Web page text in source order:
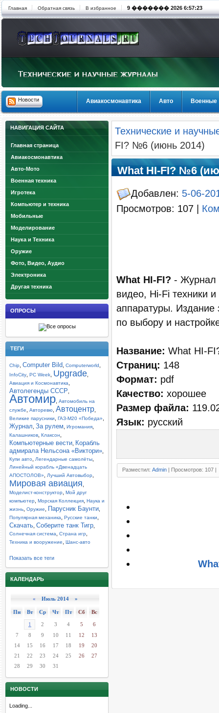
Главная Обратная связь В избранное 9 ������� 2026 6:57:23
Новости Авиакосмонавтика Авто Военные
НАВИГАЦИЯ САЙТА
Главная страница
Авиакосмонавтика
Авто-Мото
Военная техника
Игротека
Компьютер и техника
Мобильные
Моделирование
Наука и Техника
Оружие
Фото, Видео, Аудио
Электроника
Другая техника
ОПРОСЫ
ТЕГИ
Chip Computer Bild Computerworld
InfoCity PC Week Upgrade
Авиация и Космонавтика
Автолегенды СССР
Автомир Автомобиль на
службе
Авторевю Автоцентр
Великие парусники ГАЗ-М20 «Победа»
Журнал За рулем Игромания
Калашников Клаксон
Компьютерные вести Корабль
адмирала Нельсона «Виктори»
Купи авто Легендарные самолёты
Линейный корабль «Двенадцать
АПОСТОЛОВ»
Лучший Автовыбор
Мировая авиация
Моделист-конструктор Мой друг
компьютер Морская Коллекция Наука и
жизнь Оружие Парусник Баунти
Популярная механика Русские танки
Скачать Соберите танк Тигр
Солнечная система Страна игр
Техника и вооружение Шанс-авто
Показать все теги
КАЛЕНДАРЬ
« Июль 2014 »
Пн Вт Ср Чт Пт Сб Вс
1 2 3 4 5
6
7
8 9 10 11 12
13
14
15 16 17 18 19
20
21
22 23 24 25 26
27
28
29 30 31
НОВОСТИ
Loading...
Технические и
FI? №6 (июнь 2014)
What HI-FI? №6
Добавлен: 5-06-
Просмотров: 107 |
What HI-FI? - Журнал
видео, Hi-Fi техники
аппаратуры. Издание
по выбору и
Название: What HI-
Страниц: 148
Формат: pdf
Качество: хорошее
Размер файла:
Язык: русский
Разместил: Admin | Просмотров: 107 |